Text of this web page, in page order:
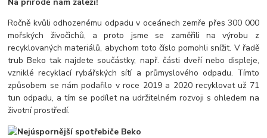
Ročně kvůli odhozenému odpadu v oceánech zemře přes 300 000
mořských živočichů, a proto jsme se zaměřili na výrobu z
recyklovaných materiálů, abychom toto číslo pomohli snížit. V řadě
trub Beko tak najdete součástky, např. části dveří nebo displeje,
vzniklé recyklací rybářských sítí a průmyslového odpadu. Tímto
způsobem se nám podařilo v roce 2019 a 2020 recyklovat už 71
tun odpadu, a tím se podílet na udržitelném rozvoji s ohledem na
životní prostředí.